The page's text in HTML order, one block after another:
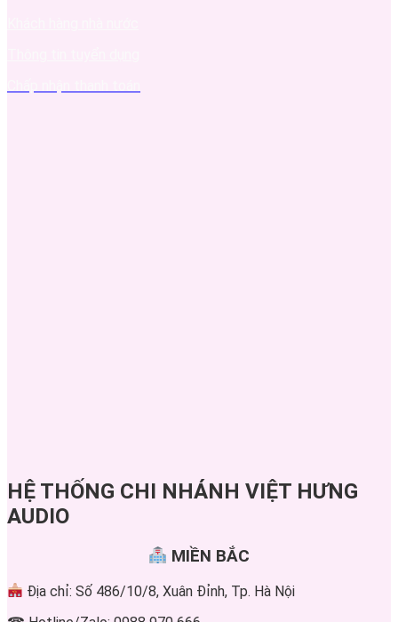
HỆ THỐNG CHI NHÁNH VIỆT HƯNG
AUDIO
MIỀN BẮC
Địa chỉ: Số 486/10/8, Xuân Đỉnh, Tp. Hà Nội